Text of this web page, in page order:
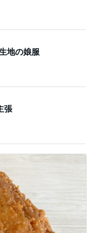
地の娘服
張